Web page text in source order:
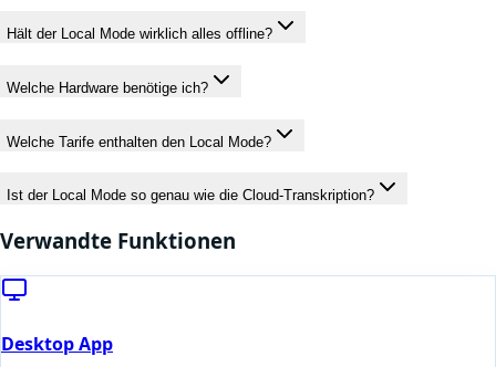
Hält der Local Mode wirklich alles offline?
Welche Hardware benötige ich?
Welche Tarife enthalten den Local Mode?
Ist der Local Mode so genau wie die Cloud-Transkription?
Verwandte Funktionen
Desktop App